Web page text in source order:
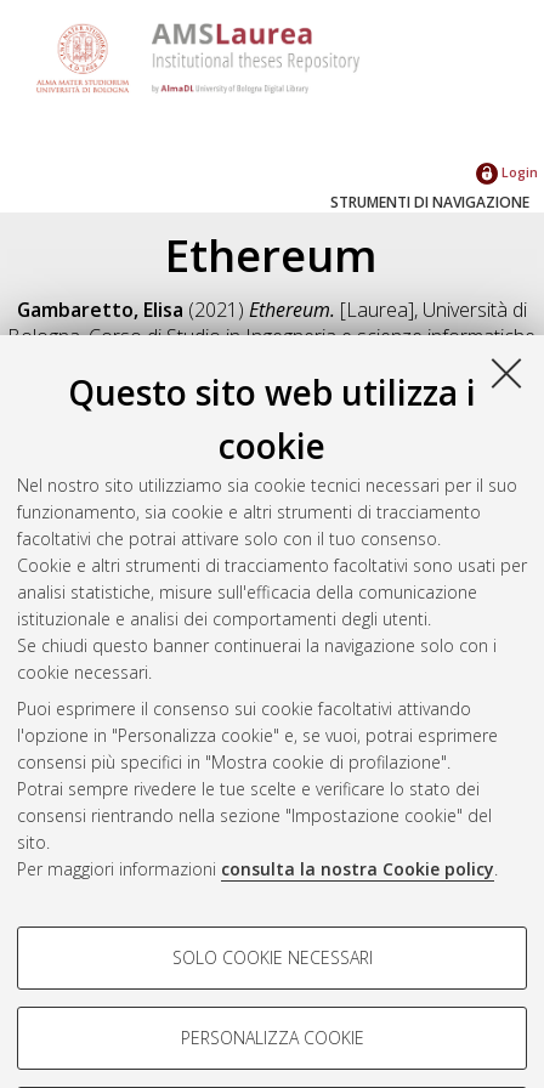
Questo sito web utilizza i
cookie
Nel nostro sito utilizziamo sia cookie tecnici necessari per il suo
funzionamento, sia cookie e altri strumenti di tracciamento
facoltativi che potrai attivare solo con il tuo consenso.
Cookie e altri strumenti di tracciamento facoltativi sono usati per
analisi statistiche, misure sull'efficacia della comunicazione
istituzionale e analisi dei comportamenti degli utenti.
Se chiudi questo banner continuerai la navigazione solo con i
cookie necessari.
Puoi esprimere il consenso sui cookie facoltativi attivando
l'opzione in "Personalizza cookie" e, se vuoi, potrai esprimere
consensi più specifici in "Mostra cookie di profilazione".
Potrai sempre rivedere le tue scelte e verificare lo stato dei
consensi rientrando nella sezione "Impostazione cookie" del
sito.
Per maggiori informazioni consulta la nostra Cookie policy.
COOKIE DI PROFILAZIONE -
Si tratta di cookie utilizzati per analizzare le caratteristiche della
navigazione degli utenti, creare profili in base al loro comportamento
SOLO COOKIE NECESSARI
PERSONALIZZA COOKIE
Login
STRUMENTI DI NAVIGAZIONE
Ethereum
Gambaretto, Elisa (2021) Ethereum. [Laurea], Università di
Bologna, Corso di Studio inIngegneria e scienze informatiche
, Documento full-text non disponibile
Salva citazione
Condividi
Il full-text non è disponibile per scelta dell'autore. (
Abstract
Altri metadati
Gestione del documento:
Atom
Rss 1.0
Rss 2.0
AMS Laurea
Impostazioni Cookie
Informativa sulla privacy
Condizioni d’uso del sito